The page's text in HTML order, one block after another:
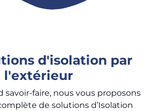
d'isolation par
l'extérieur
savoir-faire, nous vous proposons
de solutions d’Isolation